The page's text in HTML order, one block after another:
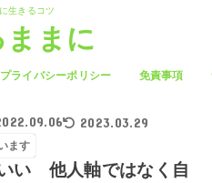
生きるコツ
まに
プライバシーポリシー 免責事項
2023.03.29
ます
い 他人軸ではなく自